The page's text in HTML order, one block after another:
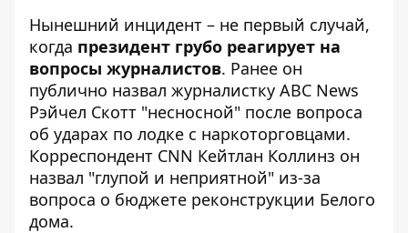
Нынешний инцидент – не первый случай,
когда президент грубо реагирует на
вопросы журналистов. Ранее он
публично назвал журналистку ABC News
Рэйчел Скотт "несносной" после вопроса
об ударах по лодке с наркоторговцами.
Корреспондент CNN Кейтлан Коллинз он
назвал "глупой и неприятной" из-за
вопроса о бюджете реконструкции Белого
дома.